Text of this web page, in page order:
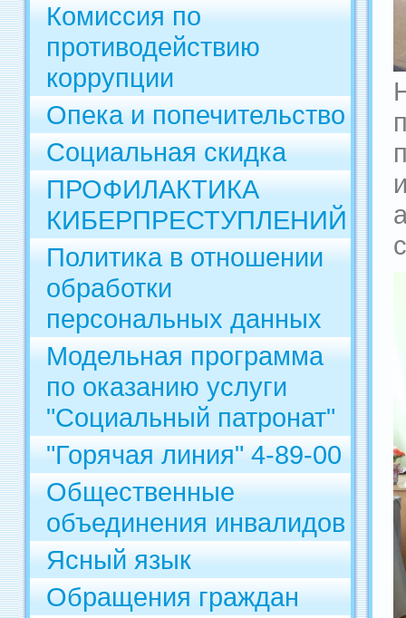
Комиссия по
противодействию
коррупции
Опека и попечительство
Социальная скидка
ПРОФИЛАКТИКА
КИБЕРПРЕСТУПЛЕНИЙ
Политика в отношении
обработки
персональных данных
Модельная программа
по оказанию услуги
"Социальный патронат"
"Горячая линия" 4-89-00
Общественные
объединения инвалидов
Ясный язык
Обращения граждан